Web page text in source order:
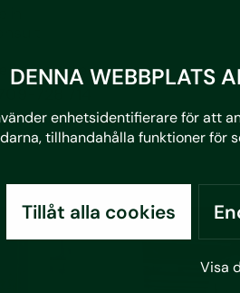
DENNA WEBBPLATS
enhetsidentifierare för att
tillhandahålla funktioner för
Tillåt alla cookies
Visa